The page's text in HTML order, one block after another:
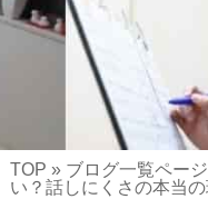
TOP » ブログ一覧ページ
い？話しにくさの本当